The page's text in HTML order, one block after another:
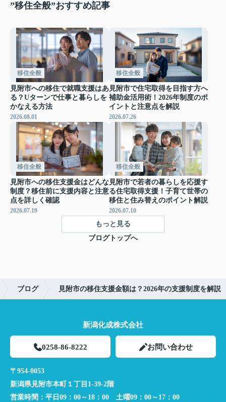
”移住全般”おすすめ記事
移住全般
見附市への移住で就職支援はあ
る？Uターンで仕事と暮らしを
かなえる方法
2026.08.01
移住全般
見附市で住宅取得を目指す方へ
補助金活用術！2026年制度のポ
イントと注意点を解説
2026.07.26
移住全般
見附市への移住支援金はどんな
制度？移住前に支援内容と注意
点を詳しく確認
2026.07.19
移住全般
見附市で若者の暮らしを応援す
る住宅取得支援！子育て世帯の
移住と住み替えのポイント解説
2026.07.10
もっと見る
ブログトップへ
ブログ 見附市の移住支援金額は？2026年の支援制度を解説
新潟化成株式会社
0258-86-8222 お問い合わせ
〒954-0053
新潟県見附市本町１丁目1-39-2階
営業時間： 平日09：00～18：00 土曜09：00～17：00